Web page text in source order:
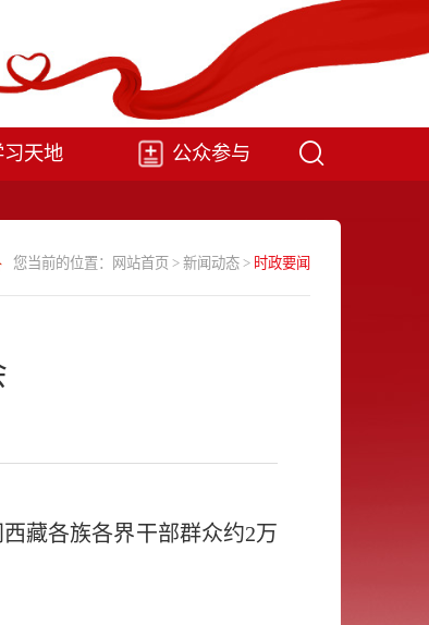
习天地 公众参与
您当前的位置： 网站首页 >新闻动态 > 时政要闻
藏各族各界干部群众约2万